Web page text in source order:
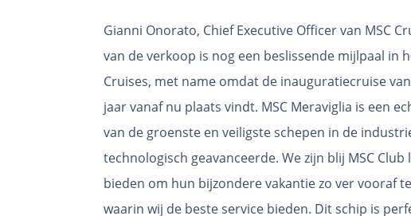
Gianni Onorato, Chief Executive Officer van MSC
van de verkoop is nog een beslissende mijlpaal in
Cruises, met name omdat de inauguratiecruise
jaar vanaf nu plaats vindt. MSC Meraviglia is een
van de groenste en veiligste schepen in de
technologisch geavanceerde. We zijn blij MSC
bieden om hun bijzondere vakantie zo ver vooraf
waarin wij de beste service bieden. Dit schip is